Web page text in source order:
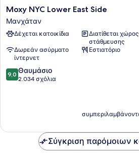
Moxy
NYC
Lower
East
Μανχάταν
Moxy NYC Lower East Side
Μανχάταν
Δέχεται κατοικίδια
Διατίθεται χώρος
στάθμευσης
Δωρεάν ασύρματο
ίντερνετ
Εστιατόριο
9.0
στα
9,0 Θαυμάσιο
2.034 σχόλια
Σύγκριση παρόμοιων